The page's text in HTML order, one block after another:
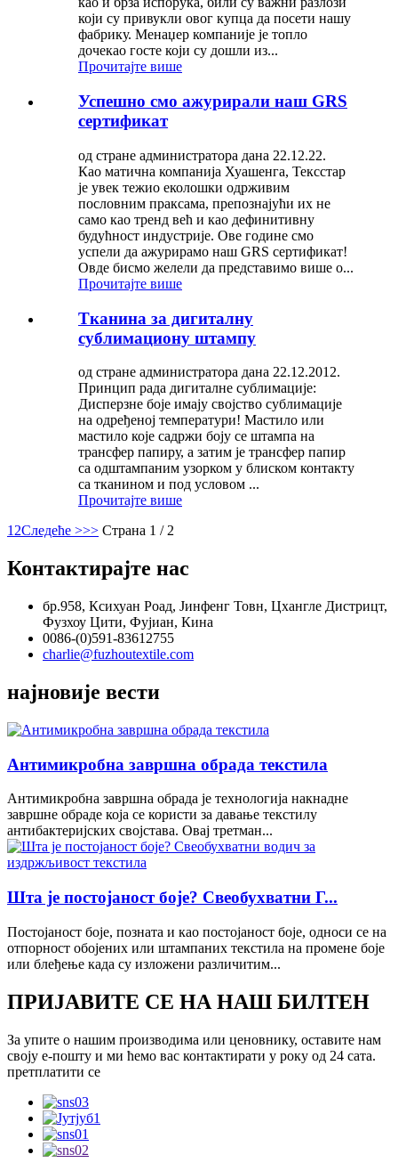
који су привукли овог купца да посети нашу
фабрику. Менаџер компаније је топло
дочекао госте који су дошли из...
Прочитајте више
Успешно смо ажурирали наш GRS
сертификат
од стране администратора дана 22.12.22.
Као матична компанија Хуашенга, Тексстар
је увек тежио еколошки одрживим
пословним праксама, препознајући их не
само као тренд већ и као дефинитивну
будућност индустрије. Ове године смо
успели да ажурирамо наш GRS сертификат!
Овде бисмо желели да представимо више о...
Прочитајте више
Тканина за дигиталну
сублимациону штампу
од стране администратора дана 22.12.2012.
Принцип рада дигиталне сублимације:
Дисперзне боје имају својство сублимације
на одређеној температури! Мастило или
мастило које садржи боју се штампа на
трансфер папиру, а затим је трансфер папир
са одштампаним узорком у блиском контакту
са тканином и под условом ...
Прочитајте више
1 2Следеће >>> Страна 1 / 2
Контактирајте нас
бр.958, Ксихуан Роад, Јинфенг Товн, Цхангле Дистрицт,
Фузхоу Цити, Фујиан, Кина
0086-(0)591-83612755
charlie@fuzhoutextile.com
најновије вести
Антимикробна завршна обрада текстила
Антимикробна завршна обрада је технологија накнадне
завршне обраде која се користи за давање текстилу
антибактеријских својстава. Овај третман...
Шта је постојаност боје? Свеобухватни Г...
Постојаност боје, позната и као постојаност боје, односи се на
отпорност обојених или штампаних текстила на промене боје
или блеђење када су изложени различитим...
ПРИЈАВИТЕ СЕ НА НАШ БИЛТЕН
За упите о нашим производима или ценовнику, оставите нам
своју е-пошту и ми ћемо вас контактирати у року од 24 сата.
претплатити се